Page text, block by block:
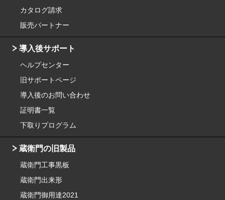
カタログ請求
販売パートナー
導入後サポート
ヘルプセンター
旧サポートページ
導入後のお問い合わせ
証明書一覧
下取りプログラム
蔵衛門の旧製品
蔵衛門工事黒板
蔵衛門出来形
蔵衛門御用達2021